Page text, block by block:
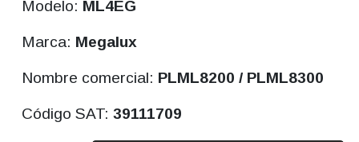
Modelo: ML4EG
Marca: Megalux
Nombre comercial: PLML8200 / PLML8300
Código SAT:39111709